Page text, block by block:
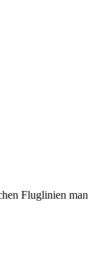
Fluglinien man